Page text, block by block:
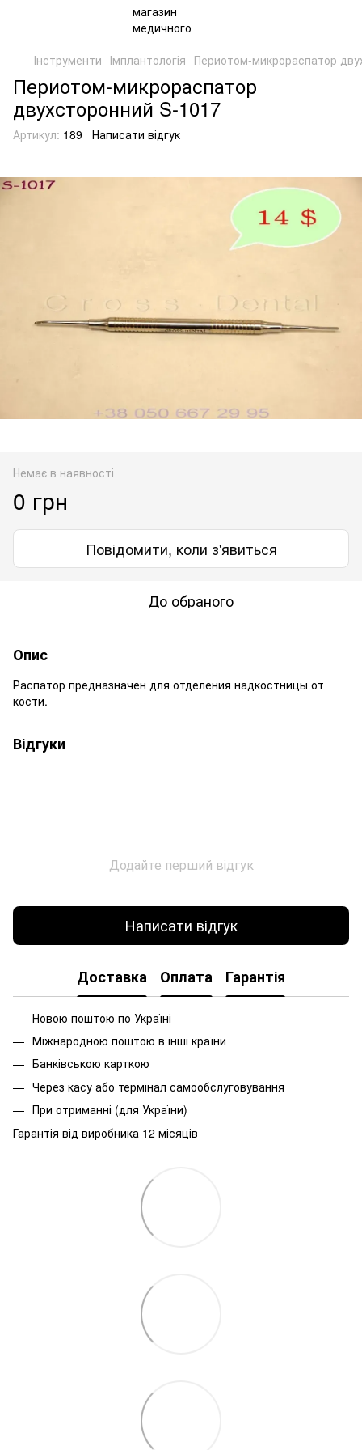
Інструменти Імплантологія Периотом-микрораспатор
Периотом-микрораспатор
двухсторонний S-1017
Артикул: 189 Написати відгук
Немає в наявності
0 грн
Повідомити, коли з'явиться
До обраного
Опис
Распатор предназначен для отделения надкостницы от
кости.
Відгуки
Додайте перший відгук
Написати відгук
Доставка Оплата Гарантія
Новою поштою по Україні
Міжнародною поштою в інші країни
Банківською карткою
Через касу або термінал самообслуговування
При отриманні (для України)
Гарантія від виробника 12 місяців